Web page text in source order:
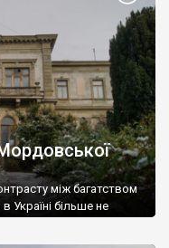
між багатством
Україні більше не